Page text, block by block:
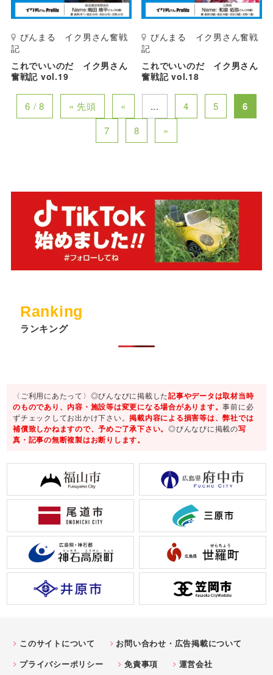
びんまる イク男さん奮戦
記
これでいいのだ イク男さん
奮戦記 vol.19
びんまる イク男さん奮戦
記
これでいいのだ イク男さん
奮戦記 vol.18
6 / 8 « 先頭 « ... 4 5 6
7 8 »
Ranking
ランキング
〈ご利用にあたって〉◎びんなびに掲載した記事やデータは取材当時
のものであり、内容・施設等は変更になる場合があります。事前に必
ずチェックしてお出かけ下さい。掲載内容による損害等は、弊社では
補償致しかねますので、予めご了承下さい。◎びんなびに掲載の写
真・記事の無断複製はお断りします。
このサイトについて
お問い合わせ・広告掲載について
プライバシーポリシー
免責事項 運営会社